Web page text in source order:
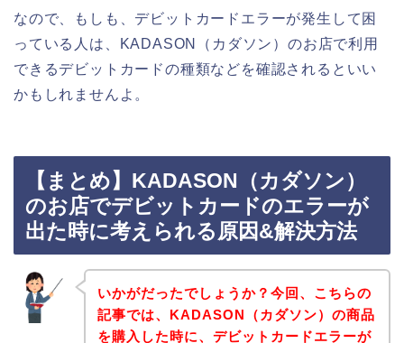
なので、もしも、デビットカードエラーが発生して困
っている人は、KADASON（カダソン）のお店で利用
できるデビットカードの種類などを確認されるといい
かもしれませんよ。
【まとめ】KADASON（カダソン）
のお店でデビットカードのエラーが
出た時に考えられる原因&解決方法
いかがだったでしょうか？今回、こちらの
記事では、KADASON（カダソン）の商品
を購入した時に、デビットカードエラーが